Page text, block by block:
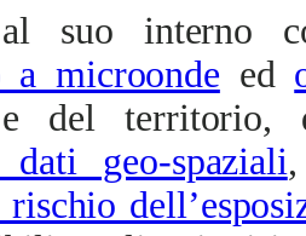
suo interno
a microonde ed
e del
geo-spaziali